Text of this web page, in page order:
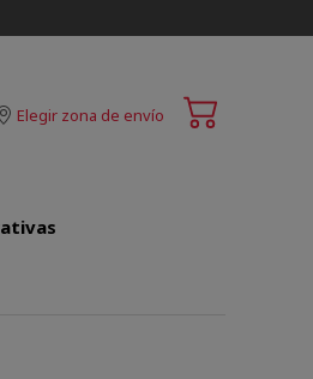
Elegir zona de envío